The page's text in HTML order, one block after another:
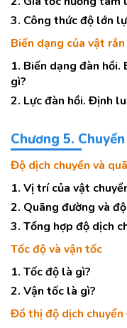
3. Công thức độ lớn
Biến dạng của vật rắn
1. Biến dạng đàn
gì?
2. Lực đàn hồi. Định
Chương 5.
Độ dịch chuyển và
1. Vị trí của vật
2. Quãng đường và
3. Tổng hợp độ dịch
Tốc độ và vận tốc
1. Tốc độ là gì?
2. Vận tốc là gì?
Đồ thị độ dịch chuyển